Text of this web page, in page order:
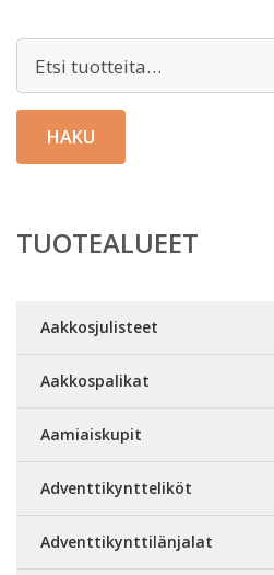
HAKU
TUOTEALUEET
Aakkosjulisteet
Aakkospalikat
Aamiaiskupit
Adventtikyntteliköt
Adventtikynttilänjalat